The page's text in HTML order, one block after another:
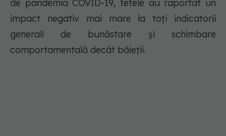
de pandemia COVID-19, fetele au raportat un
impact negativ mai mare la toți indicatorii
generali de bunăstare și schimbare
comportamentală decât băieții.